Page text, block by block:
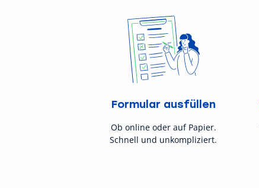
Formular ausfüllen
Ob online oder auf Papier.
Schnell und unkompliziert.